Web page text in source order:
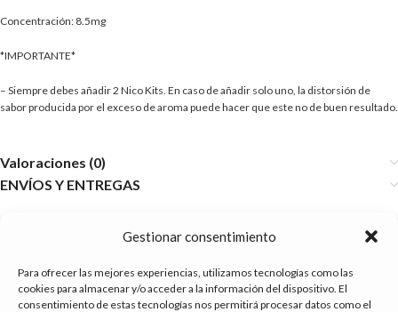
Gestionar consentimiento
Para ofrecer las mejores experiencias, utilizamos tecnologías como las
cookies para almacenar y/o acceder a la información del dispositivo. El
consentimiento de estas tecnologías nos permitirá procesar datos como el
Concentración: 8.5mg
*IMPORTANTE*
– Siempre debes añadir 2 Nico Kits. En caso de añadir solo uno, la distorsión de
sabor producida por el exceso de aroma puede hacer que este no de buen resultado.
Valoraciones (0)
ENVÍOS Y ENTREGAS